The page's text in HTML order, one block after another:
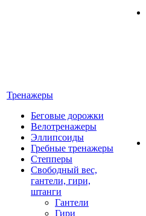
Тренажеры
Беговые дорожки
Велотренажеры
Эллипсоиды
Гребные тренажеры
Степперы
Свободный вес,
гантели, гири,
штанги
Гантели
Гири